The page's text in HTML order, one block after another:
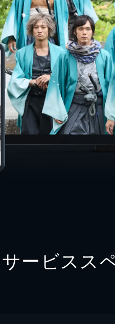
サービスス